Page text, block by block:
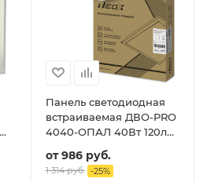
Панель светодиодная
встраиваемая ДВО-PRO
4040-ОПАЛ 40Вт 120лм/
595х595х30мм
от986 руб.
1 314 руб. -25%